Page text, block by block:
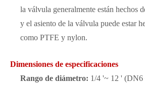
la válvula generalmente están hechos
y el asiento de la válvula puede estar
como PTFE y nylon.
Dimensiones de especificaciones
Rango de diámetro: 1/4 '~ 12 ' (DN6